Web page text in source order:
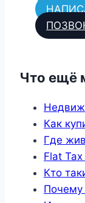
Что ещё
Как
Где
Flat
Кто
Почему